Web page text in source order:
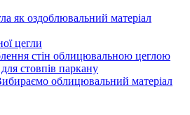
як оздоблювальний матеріал
цегли
стін облицювальною цеглою
стовпів паркану
облицювальний матеріал